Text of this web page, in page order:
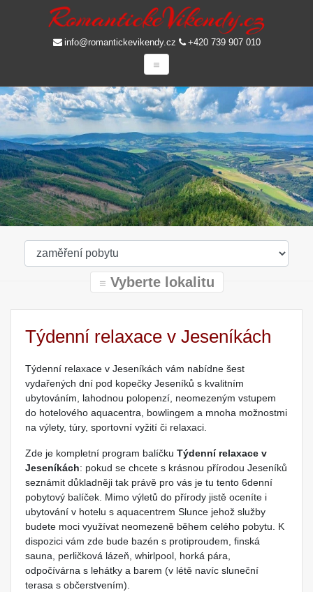
info@romantickevikendy.cz +420 739 907 010
Vyberte lokalitu
Týdenní relaxace v Jeseníkách
Týdenní relaxace v Jeseníkách vám nabídne šest
vydařených dní pod kopečky Jeseníků s kvalitním
ubytováním, lahodnou polopenzí, neomezeným vstupem
do hotelového aquacentra, bowlingem a mnoha možnostmi
na výlety, túry, sportovní vyžití či relaxaci.
Zde je kompletní program balíčku Týdenní relaxace v
Jeseníkách: pokud se chcete s krásnou přírodou Jeseníků
seznámit důkladněji tak právě pro vás je tu tento 6denní
pobytový balíček. Mimo výletů do přírody jistě oceníte i
ubytování v hotelu s aquacentrem Slunce jehož služby
budete moci využívat neomezeně během celého pobytu. K
dispozici vám zde bude bazén s protiproudem, finská
sauna, perličková lázeň, whirlpool, horká pára,
odpočívárna s lehátky a barem (v létě navíc sluneční
terasa s občerstvením).